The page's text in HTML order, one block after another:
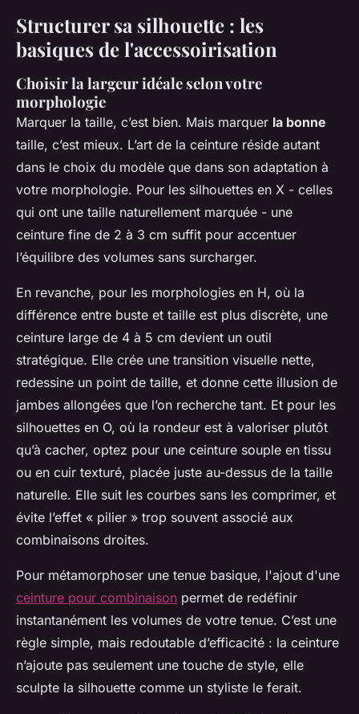
Structurer sa silhouette : les
basiques de l'accessoirisation
Choisir la largeur idéale selon votre
morphologie
Marquer la taille, c’est bien. Mais marquer la bonne
taille, c’est mieux. L’art de la ceinture réside autant
dans le choix du modèle que dans son adaptation à
votre morphologie. Pour les silhouettes en X - celles
qui ont une taille naturellement marquée - une
ceinture fine de 2 à 3 cm suffit pour accentuer
l’équilibre des volumes sans surcharger.
En revanche, pour les morphologies en H, où la
différence entre buste et taille est plus discrète, une
ceinture large de 4 à 5 cm devient un outil
stratégique. Elle crée une transition visuelle nette,
redessine un point de taille, et donne cette illusion de
jambes allongées que l’on recherche tant. Et pour les
silhouettes en O, où la rondeur est à valoriser plutôt
qu’à cacher, optez pour une ceinture souple en tissu
ou en cuir texturé, placée juste au-dessus de la taille
naturelle. Elle suit les courbes sans les comprimer, et
évite l’effet « pilier » trop souvent associé aux
combinaisons droites.
Pour métamorphoser une tenue basique, l'ajout d'une
ceinture pour combinaison permet de redéfinir
instantanément les volumes de votre tenue. C’est une
règle simple, mais redoutable d’efficacité : la ceinture
n’ajoute pas seulement une touche de style, elle
sculpte la silhouette comme un styliste le ferait.